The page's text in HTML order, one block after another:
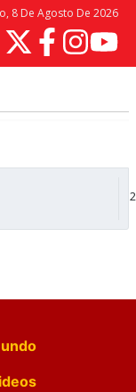
8 De Agosto De 2026